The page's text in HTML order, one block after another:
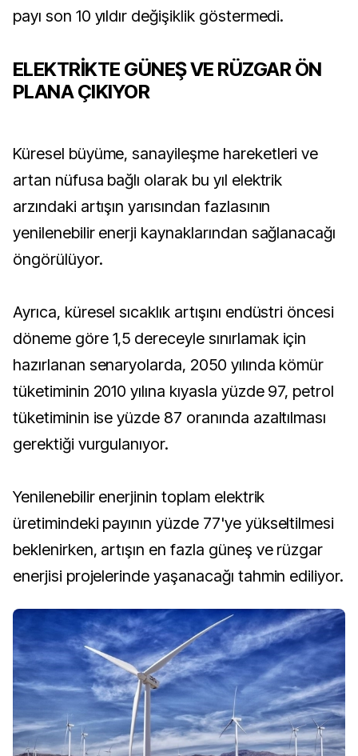
payı son 10 yıldır değişiklik göstermedi.
ELEKTRİKTE GÜNEŞ VE RÜZGAR ÖN
PLANA ÇIKIYOR
Küresel büyüme, sanayileşme hareketleri ve
artan nüfusa bağlı olarak bu yıl elektrik
arzındaki artışın yarısından fazlasının
yenilenebilir enerji kaynaklarından sağlanacağı
öngörülüyor.
Ayrıca, küresel sıcaklık artışını endüstri öncesi
döneme göre 1,5 dereceyle sınırlamak için
hazırlanan senaryolarda, 2050 yılında kömür
tüketiminin 2010 yılına kıyasla yüzde 97, petrol
tüketiminin ise yüzde 87 oranında azaltılması
gerektiği vurgulanıyor.
Yenilenebilir enerjinin toplam elektrik
üretimindeki payının yüzde 77'ye yükseltilmesi
beklenirken, artışın en fazla güneş ve rüzgar
enerjisi projelerinde yaşanacağı tahmin ediliyor.